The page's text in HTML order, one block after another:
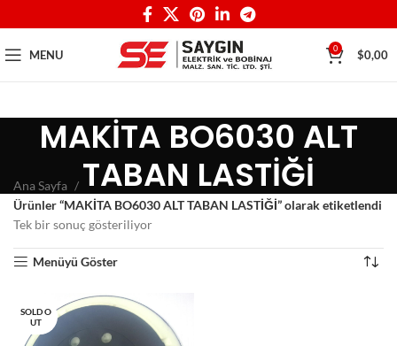
MENU 0 $0,00
MAKİTA BO6030 ALT
TABAN LASTİĞİ
Ana Sayfa
Ürünler “MAKİTA BO6030 ALT TABAN LASTİĞİ” olarak etiketlendi
Tek bir sonuç gösteriliyor
Menüyü Göster
SOLD O
UT